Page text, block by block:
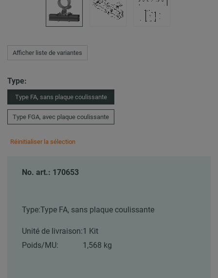
Afficher liste de variantes
Type:
Type FA, sans plaque coulissante
Type FGA, avec plaque coulissante
Réinitialiser la sélection
No. art.: 170653
Type:Type FA, sans plaque coulissante
Unité de livraison:1 Kit
Poids/MU:
1,568 kg